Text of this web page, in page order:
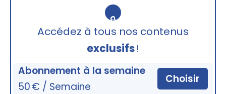
🔒
Accédez à tous nos contenus
exclusifs!
Abonnement à la semaine
50 € / Semaine
Choisir